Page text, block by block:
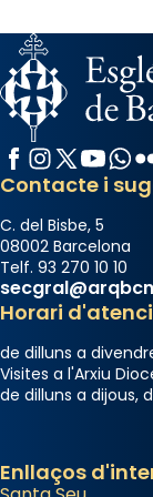
Facebook
Instagram
X / Twitter
Contacte i
C. del Bisbe, 5
08002 Barcelona
Telf. 93 270 10 10
Horari
de dilluns a
Visites a l'Arxiu
de dilluns a dijous,
Enllaços